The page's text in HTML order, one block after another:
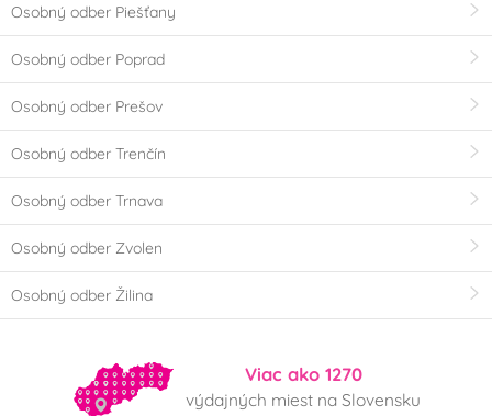
Osobný odber Piešťany
Osobný odber Poprad
Osobný odber Prešov
Osobný odber Trenčín
Osobný odber Trnava
Osobný odber Zvolen
Osobný odber Žilina
Viac ako 1270
výdajných miest na Slovensku